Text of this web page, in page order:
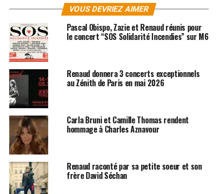
Renaud aurait accepté de participer au
français après un coup de fil deBob Geldofvendredi
soir, et aurait enregistré sa ligne de chant dimanche
matin. Le titre sera dévoilé le 1er décembre.
LES ALBUMS DE RENAUD SONT DISPONIBLES ICI
SUJETS ASSOCIÉS:
VOUS DEVRIEZ AIMER
Pascal Obispo, Zazie et Renaud réunis pour
le concert “SOS Solidarité Incendies” sur M6
Renaud donnera 3 concerts exceptionnels
au Zénith de Paris en mai 2026
Carla Bruni et Camille Thomas rendent
hommage à Charles Aznavour
Renaud raconté par sa petite soeur et son
frère David Séchan